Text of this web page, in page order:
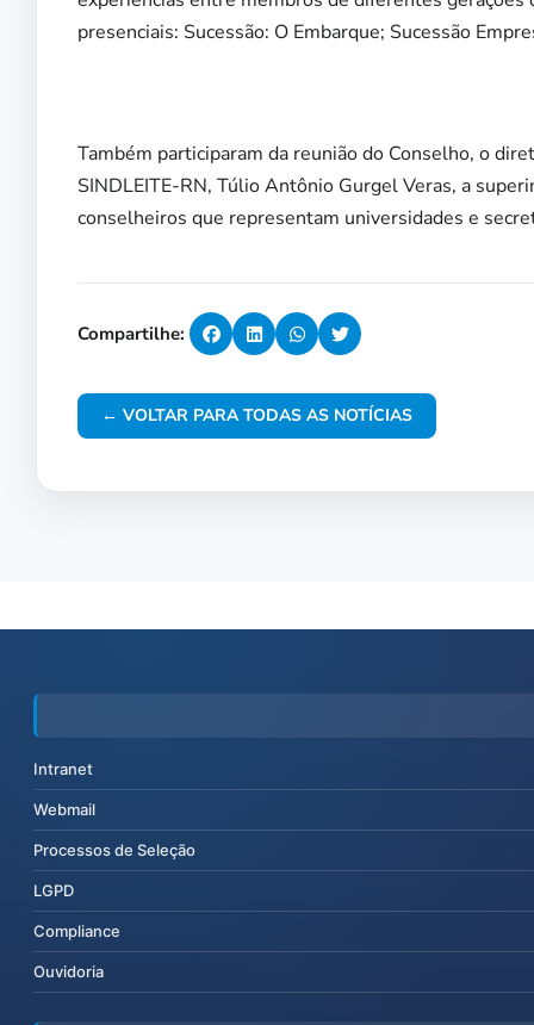
presenciais: Sucessão: O Embarque; Sucessão
Também participaram da reunião do Conselho, o
SINDLEITE-RN, Túlio Antônio Gurgel Veras, a
conselheiros que representam universidades e
Compartilhe:
← VOLTAR PARA TODAS AS NOTÍCIAS
Intranet
Webmail
Processos de Seleção
LGPD
Compliance
Ouvidoria